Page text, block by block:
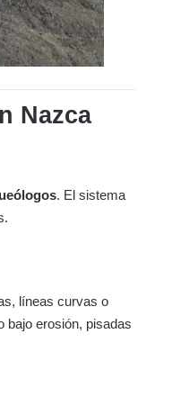
Nazca
. El sistema
líneas curvas o
bajo erosión, pisadas